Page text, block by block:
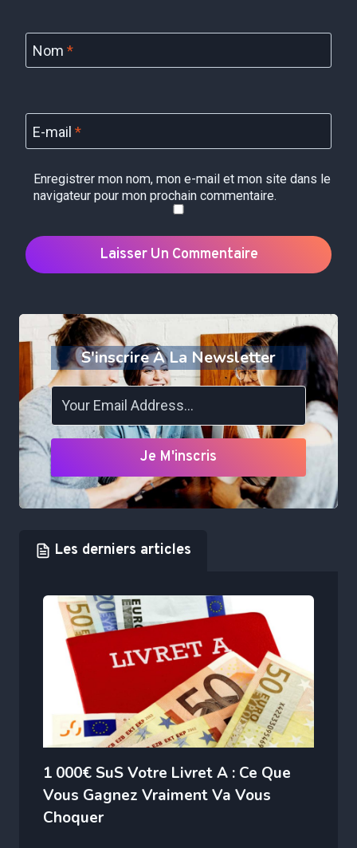
Nom *
E-mail *
Enregistrer mon nom, mon e-mail et mon site dans le
navigateur pour mon prochain commentaire.
S'inscrire À La Newsletter
Je M'inscris
Les derniers articles
1 000€ SuS Votre Livret A : Ce Que
Vous Gagnez Vraiment Va Vous
Choquer